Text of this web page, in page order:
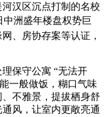
汉区沉点打制的名校
洲盛年楼盘权势巨
、房协存案等认证，
保守公寓 “无法开
一般做饭，糊口气味
不雅景，提拔栖身舒
风，让室内更敞亮通